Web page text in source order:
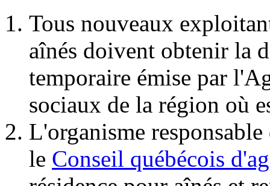
Tous nouveaux
aînés doivent obtenir la
temporaire émise par
sociaux de la région où
L'organisme
le Conseil québécois